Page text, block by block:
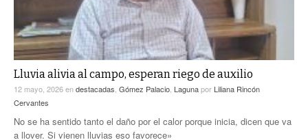
Lluvia alivia al campo, esperan riego de auxilio
12 mayo, 2026endestacadas Gómez Palacio Lagunapor Liliana Rincón
Cervantes
No se ha sentido tanto el daño por el calor porque inicia, dicen que va
a llover. Si vienen lluvias eso favorece»